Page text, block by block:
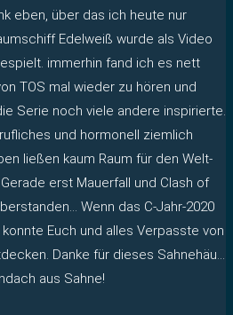
eben, über das ich heute nur
Edelweiß wurde als Video
immerhin fand ich es nett
TOS mal wieder zu hören und
Serie noch viele andere inspirierte.
und hormonell ziemlich
ließen kaum Raum für den Welt-
erst Mauerfall und Clash of
Wenn das C-Jahr-2020
Euch und alles Verpasste von
Danke für dieses Sahnehäu…
aus Sahne!